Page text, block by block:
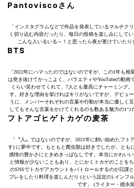
Pantoviscoさん
「インスタグラムなどで作品を発表しているマルチク
く切り込む内容だったり、毎日の投稿を楽しみにして
こんな人いるいる～！と思ったら夜が更けていた
BTS
「2022年にハマったのではないのですが、この1年も
は突き抜けてかっこよく、バラエティやYouTubeの動画
くらい笑わせてくれて、7人とも最高にチャーミング
す。好きな理由を挙げればキリがないですが、デビュ
うに、メンバーそれぞれの言葉や行動が本当に優しく
してもそんな言葉をかけてくれるのも数ある魅力の1
フトアゴヒゲトカゲの麦茶
「〝人〟ではないのですが、2021年に飼い始めたフ
す) に夢中です。もともと爬虫類は好きでしたが、とも
感情の豊かさにときめきっぱなしです。本当にかわい
と情報が少ないこともあり、とにかくトカゲのことを
のSNSでトカゲアカウントをパトロールするのが日課
プレをしたり料理を楽しんだり (という設定の) インフ
です」 (ライター・徳永